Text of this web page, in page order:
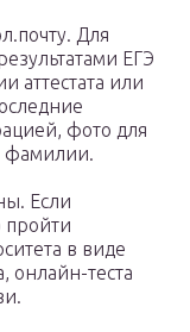
Для
ЕГЭ
аттестата или
фото для
фамилии.
Если
пройти
в виде
онлайн-теста